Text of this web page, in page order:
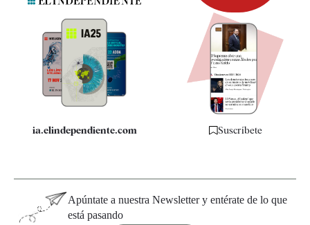
Quiénes somos
Especificaciones
ia.elindependiente.com Suscríbete
Apúntate a nuestra Newsletter y entérate de lo que
está pasando